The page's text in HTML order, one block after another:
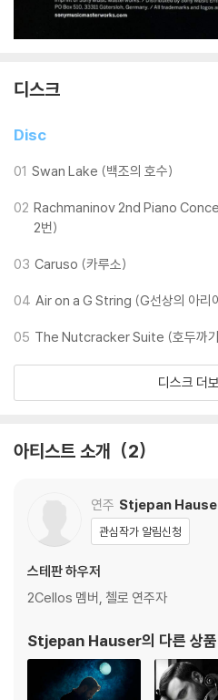
디스크
Disc
01 Swan Lake (백조의 호수)
02 Rachmaninov 2nd Piano
2번)
03 Caruso (카루소)
04 Air on a G String (G선상의 아리
05 The Nutcracker Suite (호두까
디스크 더
아티스트 소개 2
연주 Stjepan
관심작가 알림신청
스테판 하우저
2Cellos 멤버, 첼로 연주자
Stjepan Hauser의 다른 상품